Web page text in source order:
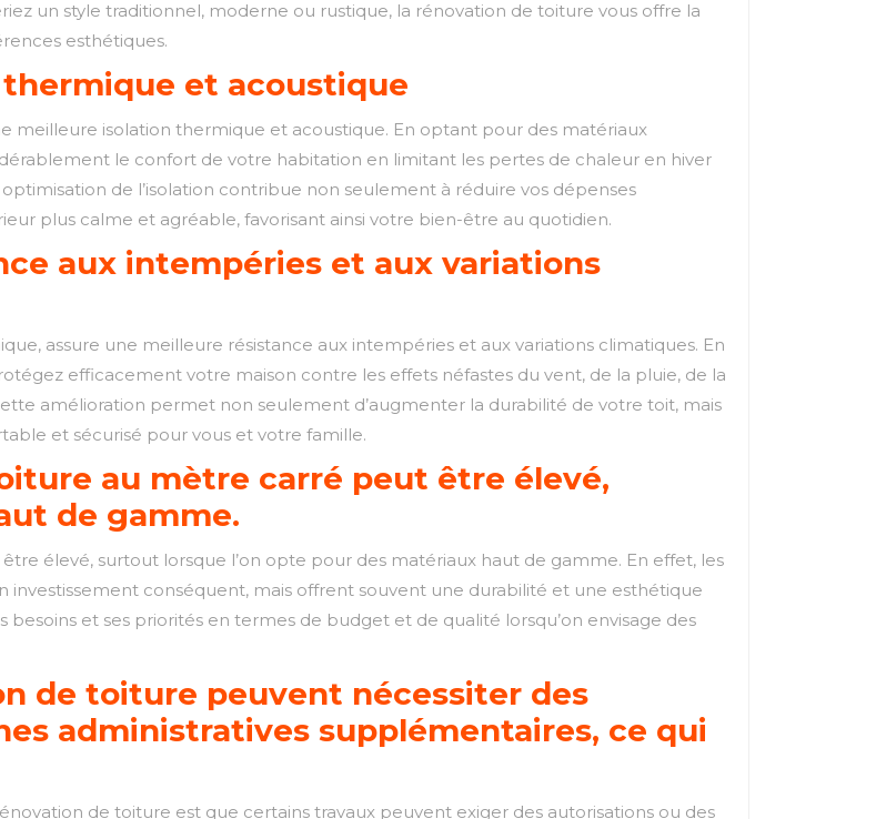
un style traditionnel, moderne ou rustique, la rénovation de toiture vous offre la
esthétiques.
et acoustique
meilleure isolation thermique et acoustique. En optant pour des matériaux
le confort de votre habitation en limitant les pertes de chaleur en hiver
de l’isolation contribue non seulement à réduire vos dépenses
plus calme et agréable, favorisant ainsi votre bien-être au quotidien.
aux intempéries et aux variations
assure une meilleure résistance aux intempéries et aux variations climatiques. En
efficacement votre maison contre les effets néfastes du vent, de la pluie, de la
amélioration permet non seulement d’augmenter la durabilité de votre toit, mais
et sécurisé pour vous et votre famille.
au mètre carré peut être élevé,
de gamme.
élevé, surtout lorsque l’on opte pour des matériaux haut de gamme. En effet, les
conséquent, mais offrent souvent une durabilité et une esthétique
et ses priorités en termes de budget et de qualité lorsqu’on envisage des
de toiture peuvent nécessiter des
administratives supplémentaires, ce qui
de toiture est que certains travaux peuvent exiger des autorisations ou des